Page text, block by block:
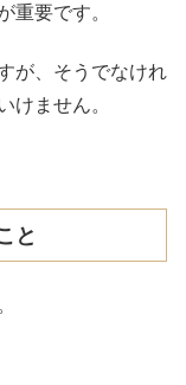
重要です。
が、そうでなけれ
けません。
と